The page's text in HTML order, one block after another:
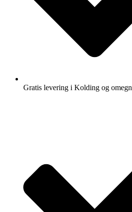
Gratis levering i Kolding og omegn